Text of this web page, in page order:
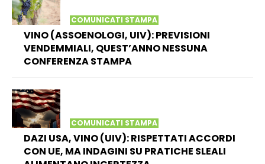
COMUNICATI STAMPA
VINO (ASSOENOLOGI, UIV): PREVISIONI
VENDEMMIALI, QUEST’ANNO NESSUNA
CONFERENZA STAMPA
COMUNICATI STAMPA
DAZI USA, VINO (UIV): RISPETTATI ACCORDI
CON UE, MA INDAGINI SU PRATICHE SLEALI